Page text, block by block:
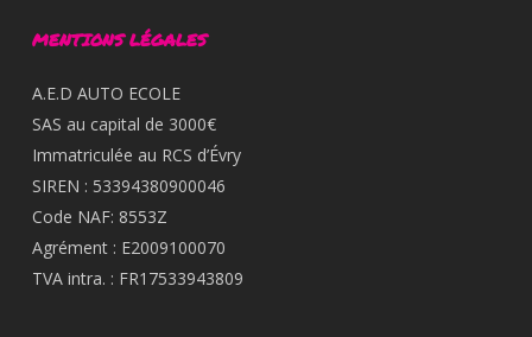
MENTIONS LÉGALES
A.E.D AUTO ECOLE
SAS au capital de 3000€
Immatriculée au RCS d’Évry
SIREN : 53394380900046
Code NAF: 8553Z
Agrément : E2009100070
TVA intra. : FR17533943809